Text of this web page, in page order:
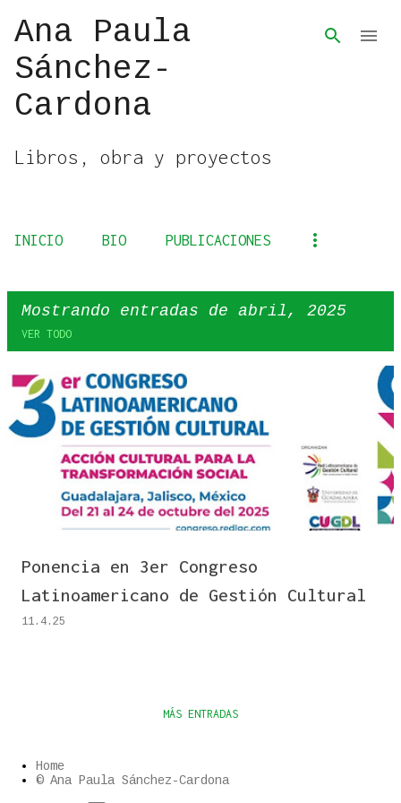
Ir al contenido principal
Ana Paula
Sánchez-
Cardona
Libros, obra y proyectos
INICIO BIO PUBLICACIONES
Mostrando entradas de abril, 2025
VER TODO
t
Ponencia en 3er Congreso
Latinoamericano de Gestión Cultural
11.4.25
MÁS ENTRADAS
Home
© Ana Paula Sánchez-Cardona